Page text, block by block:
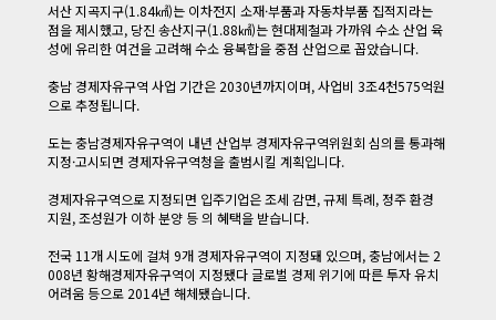
​ 서산 지곡지구(1.84㎢)는 이차전지 소재·부품과 자동차부품 집적지라는
점을 제시했고, 당진 송산지구(1.88㎢)는 현대제철과 가까워 수소 산업 육
성에 유리한 여건을 고려해 수소 융복합을 중점 산업으로 꼽았습니다.
​ 충남 경제자유구역 사업 기간은 2030년까지이며, 사업비 3조4천575억원
으로 추정됩니다.
​ 도는 충남경제자유구역이 내년 산업부 경제자유구역위원회 심의를 통과해
지정·고시되면 경제자유구역청을 출범시킬 계획입니다.
​ 경제자유구역으로 지정되면 입주기업은 조세 감면, 규제 특례, 정주 환경
지원, 조성원가 이하 분양 등 의 혜택을 받습니다.
​ 전국 11개 시도에 걸쳐 9개 경제자유구역이 지정돼 있으며, 충남에서는 2
008년 황해경제자유구역이 지정됐다 글로벌 경제 위기에 따른 투자 유치
어려움 등으로 2014년 해체됐습니다.